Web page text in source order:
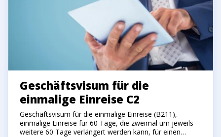
Geschäftsvisum für die
einmalige Einreise С2
Geschäftsvisum für die einmalige Einreise (B211),
einmalige Einreise für 60 Tage, die zweimal um jeweils
weitere 60 Tage verlängert werden kann, für einen